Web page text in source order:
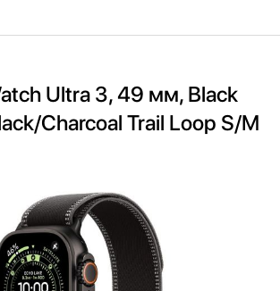
Ultra 3, 49 мм, Black
Charcoal Trail Loop S/M